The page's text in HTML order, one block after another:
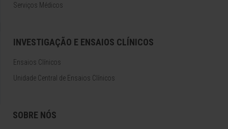
Serviços Médicos
INVESTIGAÇÃO E ENSAIOS CLÍNICOS
Ensaios Clínicos
Unidade Central de Ensaios Clínicos
SOBRE NÓS